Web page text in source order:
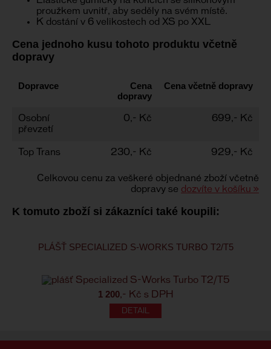
proužkem uvnitř, aby seděly na svém místě.
K dostání v 6 velikostech od XS po XXL
Cena jednoho kusu tohoto produktu včetně
dopravy
Dopravce
Cena
dopravy
Cena včetně dopravy
Osobní
převzetí
0,- Kč 699,- Kč
Top Trans 230,- Kč 929,- Kč
Celkovou cenu za veškeré objednané zboží včetně
dopravy se dozvíte v košíku »
K tomuto zboží si zákazníci také koupili:
PLÁŠŤ SPECIALIZED S-WORKS TURBO T2/T5
1 200,- Kč s DPH